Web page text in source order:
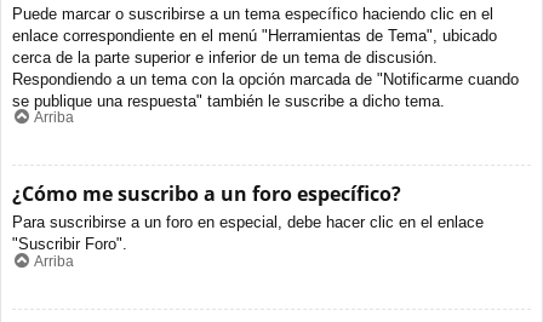
Puede marcar o suscribirse a un tema específico haciendo clic en el
enlace correspondiente en el menú "Herramientas de Tema", ubicado
cerca de la parte superior e inferior de un tema de discusión.
Respondiendo a un tema con la opción marcada de "Notificarme cuando
se publique una respuesta" también le suscribe a dicho tema.
Arriba
¿Cómo me suscribo a un foro específico?
Para suscribirse a un foro en especial, debe hacer clic en el enlace
"Suscribir Foro".
Arriba